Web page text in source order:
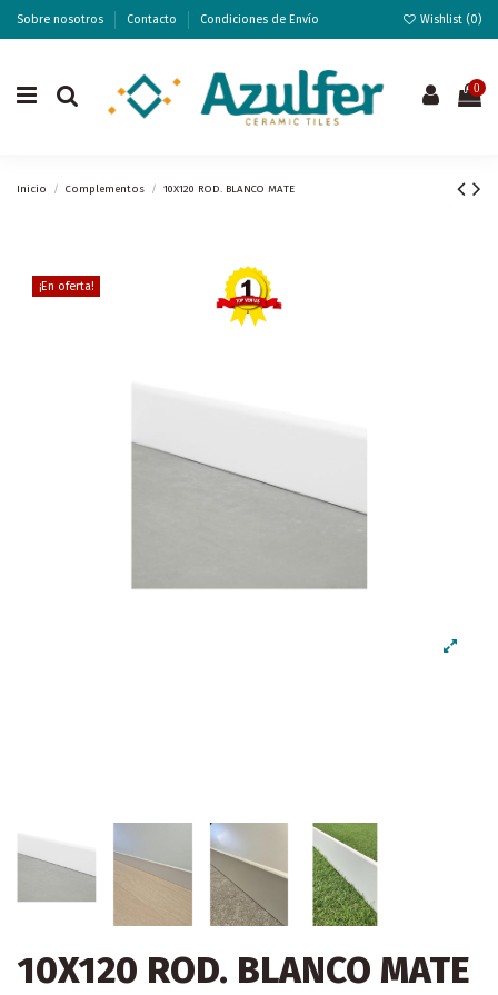
Sobre nosotros Contacto Condiciones de Envío Wishlist (0)
0
Inicio Complementos 10X120 ROD. BLANCO MATE
¡En oferta!
10X120 ROD. BLANCO MATE